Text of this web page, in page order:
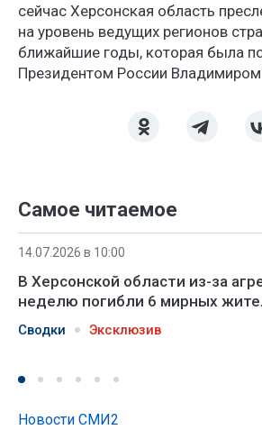
сейчас Херсонская область
на уровень ведущих регионов
ближайшие годы, которая была
Президентом России
Самое читаемое
14.07.2026 в 10:00
В Херсонской области из-за
неделю погибли 6 мирных
Сводки Эксклюзив
Новости СМИ2